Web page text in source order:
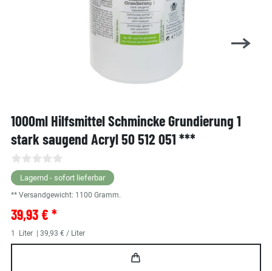
1000ml Hilfsmittel Schmincke Grundierung 1
stark saugend Acryl 50 512 051 ***
Lagernd - sofort lieferbar
** Versandgewicht: 1100 Gramm.
39,93 € *
1 Liter | 39,93 € / Liter